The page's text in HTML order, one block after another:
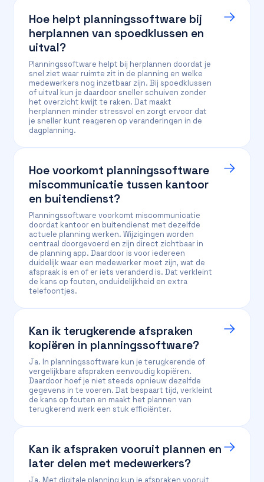
Hoe helpt planningssoftware bij
herplannen van spoedklussen en
uitval?
Planningssoftware helpt bij herplannen doordat je
snel ziet waar ruimte zit in de planning en welke
medewerkers nog inzetbaar zijn. Bij spoedklussen
of uitval kun je daardoor sneller schuiven zonder
het overzicht kwijt te raken. Dat maakt
herplannen minder stressvol en zorgt ervoor dat
je sneller kunt reageren op veranderingen in de
dagplanning.
Hoe voorkomt planningssoftware
miscommunicatie tussen kantoor
en buitendienst?
Planningssoftware voorkomt miscommunicatie
doordat kantoor en buitendienst met dezelfde
actuele planning werken. Wijzigingen worden
centraal doorgevoerd en zijn direct zichtbaar in
de planning app. Daardoor is voor iedereen
duidelijk waar een medewerker moet zijn, wat de
afspraak is en of er iets veranderd is. Dat verkleint
de kans op fouten, onduidelijkheid en extra
telefoontjes.
Kan ik terugkerende afspraken
kopiëren in planningssoftware?
Ja. In planningssoftware kun je terugkerende of
vergelijkbare afspraken eenvoudig kopiëren.
Daardoor hoef je niet steeds opnieuw dezelfde
gegevens in te voeren. Dat bespaart tijd, verkleint
de kans op fouten en maakt het plannen van
terugkerend werk een stuk efficiënter.
Kan ik afspraken vooruit plannen en
later delen met medewerkers?
Ja. Met digitale planning kun je afspraken vooruit